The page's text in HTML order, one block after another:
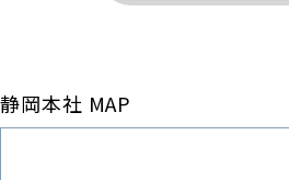
静岡本社 MAP